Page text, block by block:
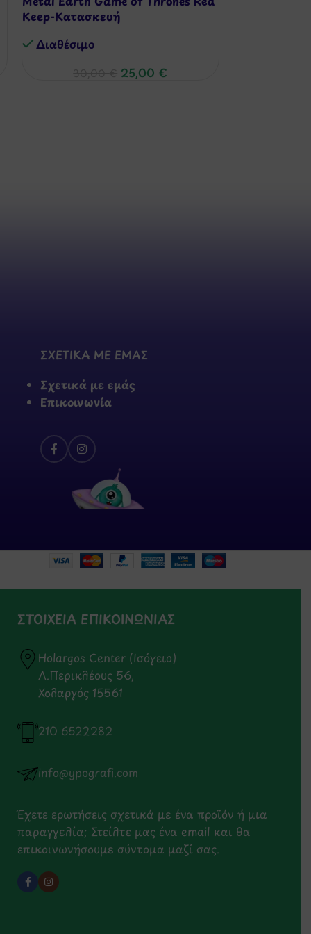
Keep-Κατασκευή
Διαθέσιμo
25,00€
ΣΧΕΤΙΚΑ ΜΕ ΕΜΑΣ
Σχετικά με εμάς
Επικοινωνία
ΣΤΟΙΧΕΙΑ ΕΠΙΚΟΙΝΩΝΙΑΣ
Holargos Center (Ισόγειο)
Λ.Περικλέους 56,
Χολαργός 15561
210 6522282
info@ypografi.com
Έχετε ερωτήσεις σχετικά με ένα προϊόν ή μια
παραγγελία; Στείλτε μας ένα email και θα
επικοινωνήσουμε σύντομα μαζί σας.